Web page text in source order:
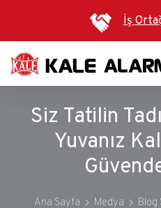
atla
İş
Siz Tatilin
Yuvanız
Ana Sayfa Medya Blog